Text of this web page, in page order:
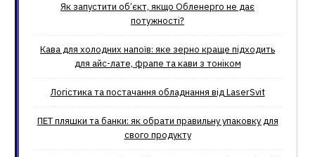
Як запустити об’єкт, якщо Обленерго не дає
потужності?
Кава для холодних напоїв: яке зерно краще підходить
для айс-лате, фрапе та кави з тоніком
Логістика та постачання обладнання від LaserSvit
ПЕТ пляшки та банки: як обрати правильну упаковку для
свого продукту